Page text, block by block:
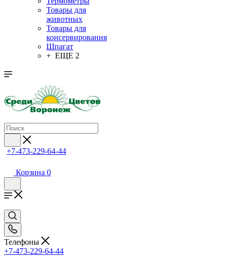
Товары для
животных
Товары для
консервирования
Шпагат
+ ЕЩЕ 2
+7-473-229-64-44
Корзина 0
Телефоны
+7-473-229-64-44